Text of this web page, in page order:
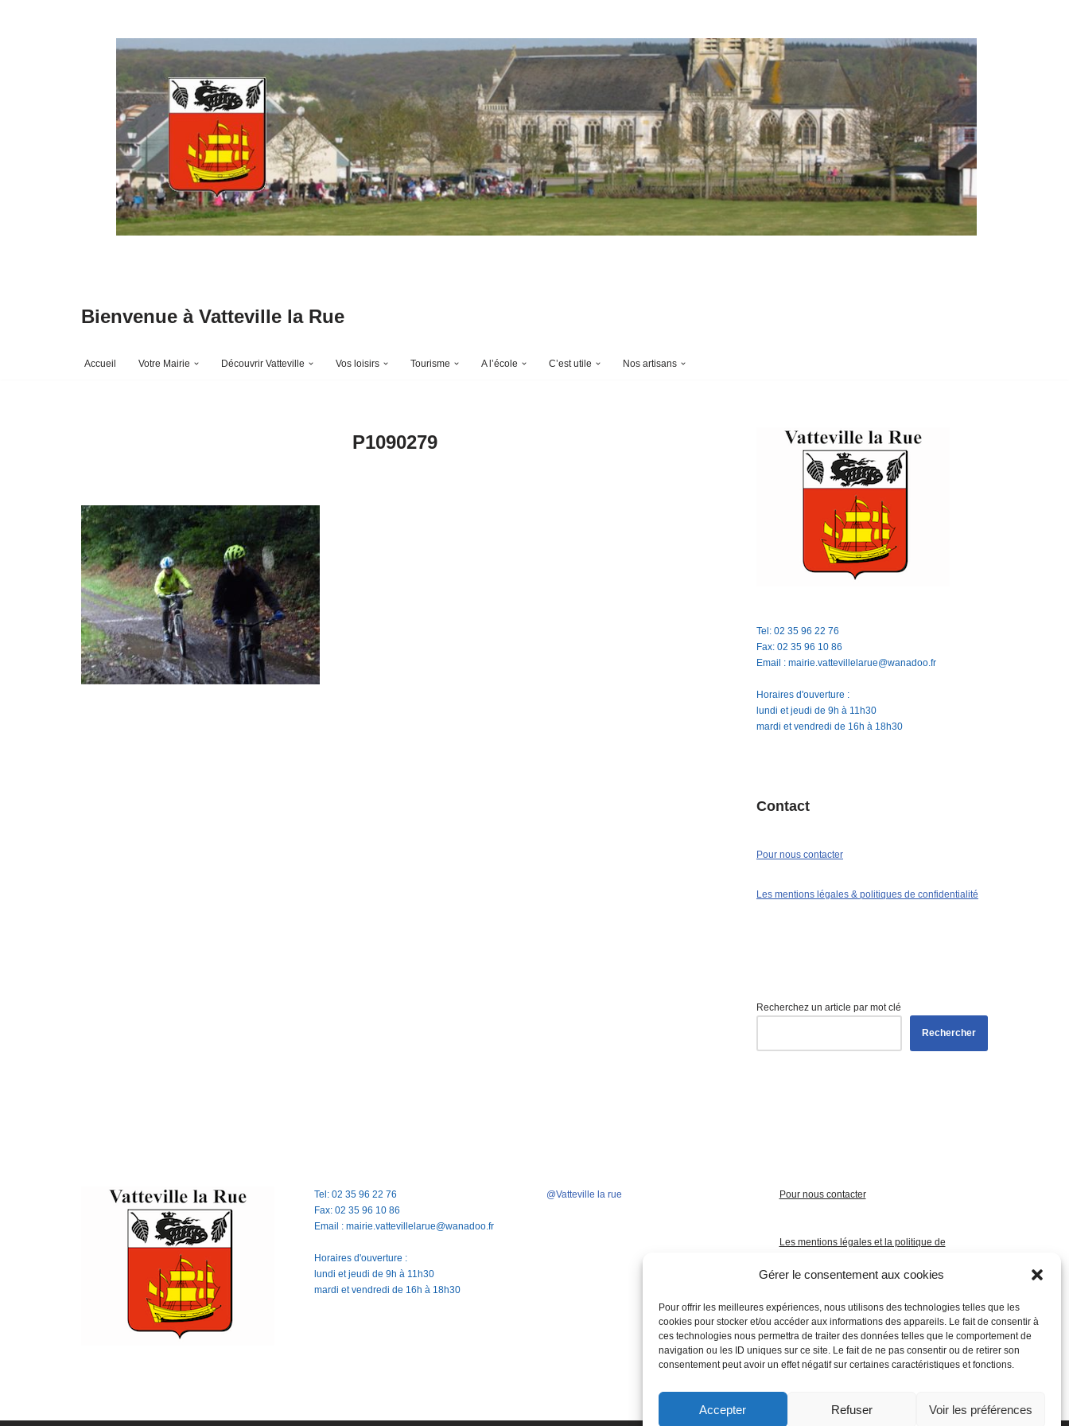
Gérer le consentement aux cookies
Pour offrir les meilleures expériences, nous utilisons des technologies telles que les
cookies pour stocker et/ou accéder aux informations des appareils. Le fait de consentir à
ces technologies nous permettra de traiter des données telles que le comportement de
navigation ou les ID uniques sur ce site. Le fait de ne pas consentir ou de retirer son
consentement peut avoir un effet négatif sur certaines caractéristiques et fonctions.
Accepter Refuser Voir les préférences
Bienvenue à Vatteville la Rue
Accueil Votre Mairie Découvrir Vatteville Vos loisirs Tourisme A l’école C’est utile Nos artisans
P1090279
Tel: 02 35 96 22 76
Fax: 02 35 96 10 86
Email : mairie.vattevillelarue@wanadoo.fr
Horaires d'ouverture :
lundi et jeudi de 9h à 11h30
mardi et vendredi de 16h à 18h30
Contact
Pour nous contacter
Les mentions légales & politiques de confidentialité
Recherchez un article par mot clé
Rechercher
Tel: 02 35 96 22 76
Fax: 02 35 96 10 86
Email : mairie.vattevillelarue@wanadoo.fr
Horaires d'ouverture :
lundi et jeudi de 9h à 11h30
mardi et vendredi de 16h à 18h30
@Vatteville la rue Pour nous contacter
Les mentions légales et la politique de